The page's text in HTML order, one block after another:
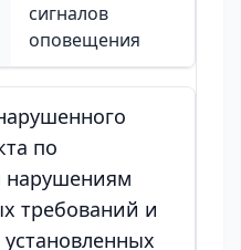
сигналов
оповещения
по
требований и